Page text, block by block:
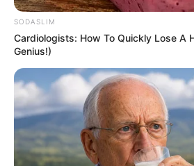
Serem! 9 Chat Ojek Online &
Pelanggan Ini Bikin Auto
Merinding
SODASLIM
Cardiologists: How To Quickly Lose A
Genius!)